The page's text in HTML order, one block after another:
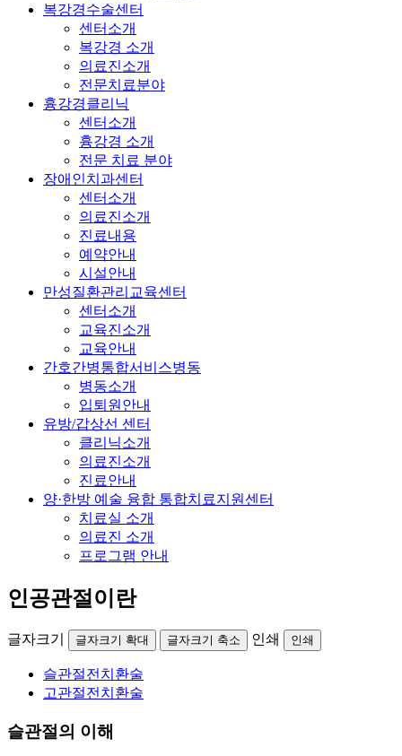
복강경수술센터
센터소개
복강경 소개
의료진소개
전문치료분야
흉강경클리닉
센터소개
흉강경 소개
전문 치료 분야
장애인치과센터
센터소개
의료진소개
진료내용
예약안내
시설안내
만성질환관리교육센터
센터소개
교육진소개
교육안내
간호간병통합서비스병동
병동소개
입퇴원안내
유방/갑상선 센터
클리닉소개
의료진소개
진료안내
양·한방 예술 융합 통합치료지원센터
치료실 소개
의료진 소개
프로그램 안내
인공관절이란
글자크기 글자크기 확대 글자크기 축소 인쇄 인쇄
슬관절전치환술
고관절전치환술
슬관절의 이해